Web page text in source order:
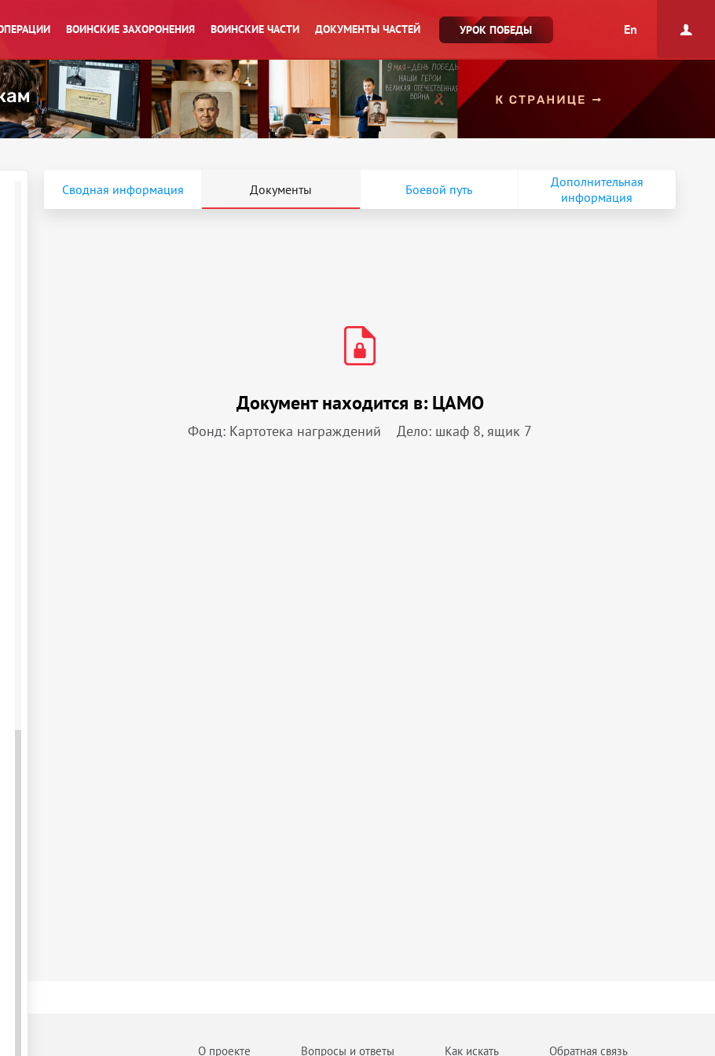
ВОИНСКИЕ ЗАХОРОНЕНИЯ ВОИНСКИЕ ЧАСТИ ДОКУМЕНТЫ ЧАСТЕЙ УРОК ПОБЕДЫ
En
Сводная информация Документы Боевой путь
Дополнительная
информация
Документ находится в: ЦАМО
Фонд: Картотека награждений Дело: шкаф 8, ящик 7
О проекте Вопросы и ответы Как искать Обратная связь